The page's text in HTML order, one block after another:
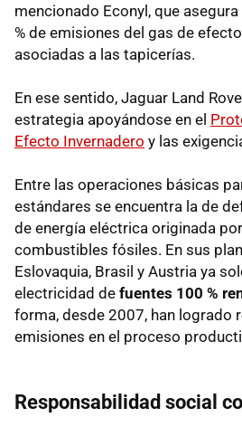
mencionado Econyl, que
% de emisiones del gas de
asociadas a las tapicerías.
En ese sentido, Jaguar Land
estrategia apoyándose en el
Efecto Invernadero y las
Entre las operaciones básicas
estándares se encuentra la de
de energía eléctrica originada
combustibles fósiles. En sus
Eslovaquia, Brasil y Austria ya
electricidad de fuentes 100 %
forma, desde 2007, han logrado
emisiones en el proceso
Responsabilidad social